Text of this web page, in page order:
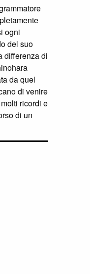
ogni
del suo
differenza di
da quel
di venire
ricordi e
di un